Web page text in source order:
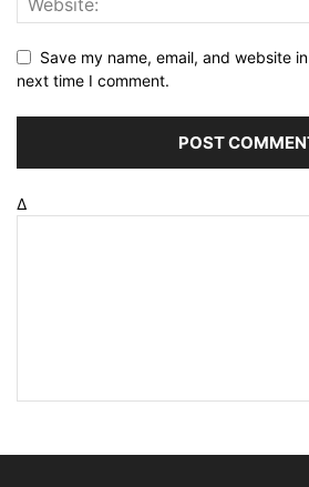
Save my name, email, and website
next time I comment.
Δ